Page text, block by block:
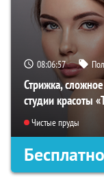
08:06:56
Стрижка,
студии красоты
Чистые пруды
Бесплатно